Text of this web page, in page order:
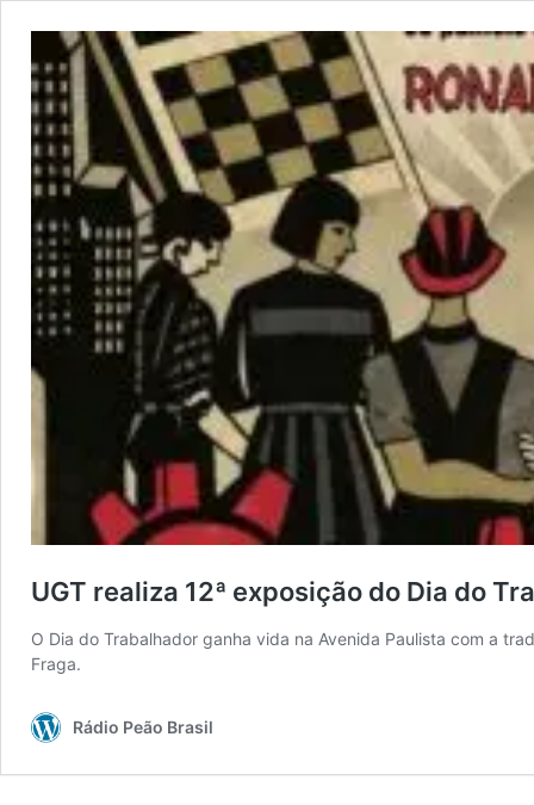
UGT realiza 12ª exposição do Dia do
O Dia do Trabalhador ganha vida na Avenida Paulista com a
Fraga.
Rádio Peão Brasil